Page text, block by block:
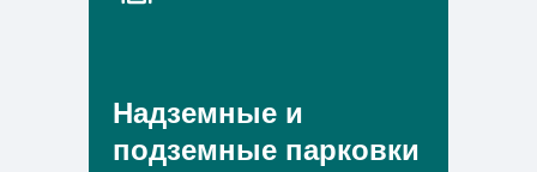
Надземные и
подземные парковки